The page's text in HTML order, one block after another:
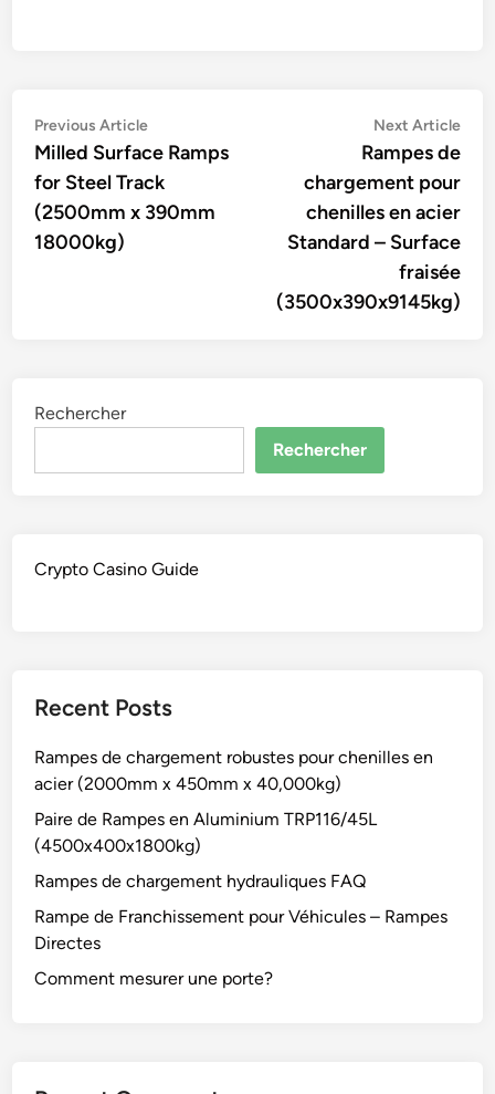
Navigation
de
l’article
Previous ArticlePrevious
article:
Milled Surface Ramps
for Steel Track
(2500mm x 390mm
18000kg)
Next Article
Rampes de
chargement pour
chenilles en acier
Standard – Surface
fraisée
(3500x390x9145kg)
Rechercher
Rechercher
Crypto Casino Guide
Recent Posts
Rampes de chargement robustes pour chenilles en
acier (2000mm x 450mm x 40,000kg)
Paire de Rampes en Aluminium TRP116/45L
(4500x400x1800kg)
Rampes de chargement hydrauliques FAQ
Rampe de Franchissement pour Véhicules – Rampes
Directes
Comment mesurer une porte?